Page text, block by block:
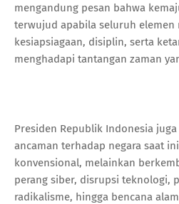
mengandung pesan bahwa
terwujud apabila seluruh elemen
kesiapsiagaan, disiplin, serta
menghadapi tantangan zaman
Presiden Republik Indonesia
ancaman terhadap negara saat
konvensional, melainkan
perang siber, disrupsi teknologi,
radikalisme, hingga bencana